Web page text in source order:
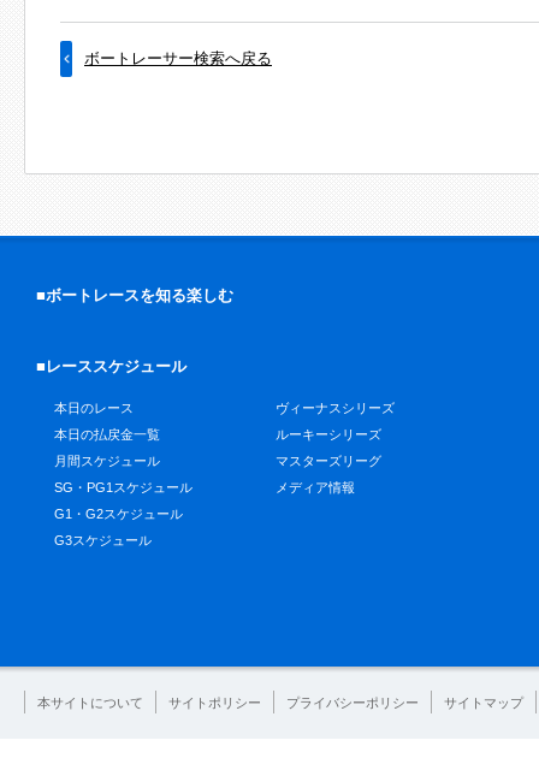
ボートレーサー検索へ戻る
■ボートレースを知る楽しむ
■レーススケジュール
本日のレース
本日の払戻金一覧
月間スケジュール
SG・PG1スケジュール
G1・G2スケジュール
G3スケジュール
ヴィーナスシリーズ
ルーキーシリーズ
マスターズリーグ
メディア情報
本サイトについて サイトポリシー プライバシーポリシー サイトマップ